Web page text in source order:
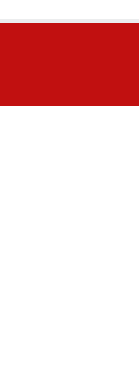
AYBÜ’LÜ